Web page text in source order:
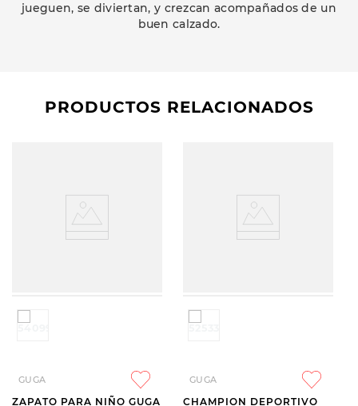
jueguen, se diviertan, y crezcan acompañados de un
buen calzado.
PRODUCTOS RELACIONADOS
GUGA
ZAPATO PARA NIÑO GUGA
GUGA
CHAMPION DEPORTIVO